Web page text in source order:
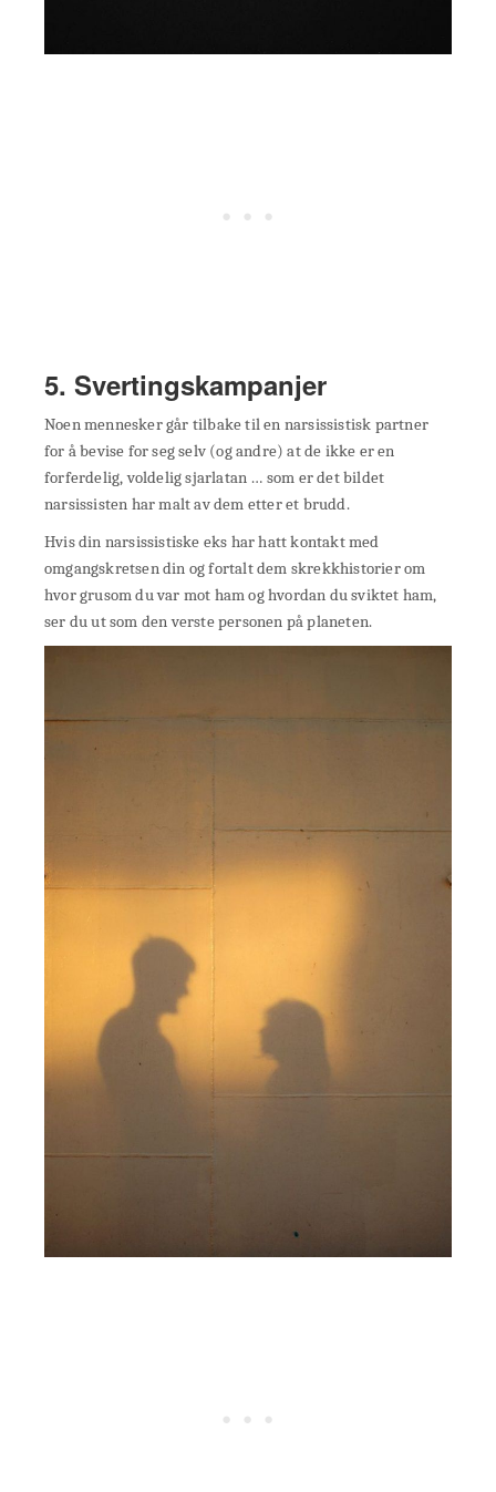
5. Svertingskampanjer
Noen mennesker går tilbake til en narsissistisk partner
for å bevise for seg selv (og andre) at de ikke er en
forferdelig, voldelig sjarlatan … som er det bildet
narsissisten har malt av dem etter et brudd.
Hvis din narsissistiske eks har hatt kontakt med
omgangskretsen din og fortalt dem skrekkhistorier om
hvor grusom du var mot ham og hvordan du sviktet ham,
ser du ut som den verste personen på planeten.